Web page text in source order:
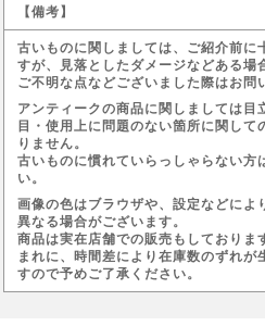
【備考】
古いものに関しましては、ご紹介前に
すが、見落としたダメージなどある場
ご不明な点などございました際はお問
アンティークの商品に関しましては目
目・使用上に問題のない箇所に関して
りません。
古いものに慣れていらっしゃらない方
い。
画像の色はブラウザや、設定などによ
異なる場合がございます。
商品は実在店舗での販売もしておりま
まれに、時間差により在庫数のずれが
すので予めご了承ください。